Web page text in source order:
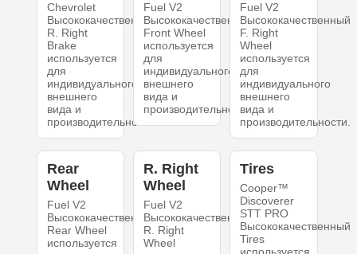
Chevrolet
Высококачественный
R. Right
Brake
используется
для
индивидуального
внешнего
вида и
производительности.
Fuel V2
Высококачественный
Front Wheel
используется
для
индивидуального
внешнего
вида и
производительности.
Fuel V2
Высококачественный
F. Right
Wheel
используется
для
индивидуального
внешнего
вида и
производительности.
Rear
Wheel
Fuel V2
Высококачественный
Rear Wheel
используется
R. Right
Wheel
Fuel V2
Высококачественный
R. Right
Wheel
Tires
Cooper™
Discoverer
STT PRO
Высококачественный
Tires